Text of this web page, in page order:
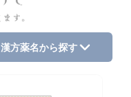
漢方薬名から探す